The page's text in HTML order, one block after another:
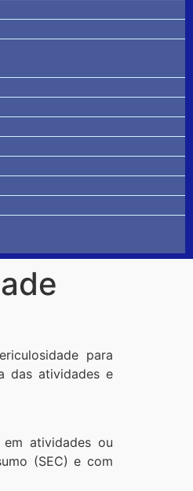
para
das atividades e
atividades ou
(SEC) e com